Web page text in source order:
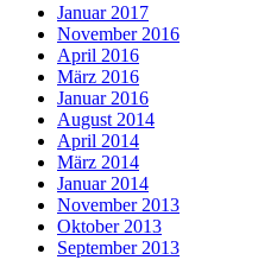
Januar 2017
November 2016
April 2016
März 2016
Januar 2016
August 2014
April 2014
März 2014
Januar 2014
November 2013
Oktober 2013
September 2013